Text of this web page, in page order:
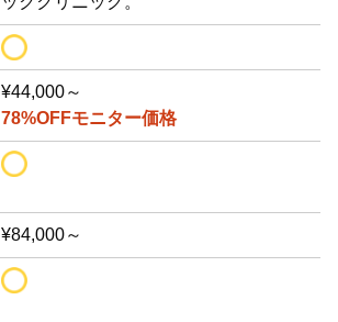
¥44,000～
78%OFFモニター価格
¥84,000～